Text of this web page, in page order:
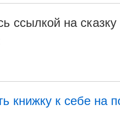
ссылкой на сказку
книжку к себе на